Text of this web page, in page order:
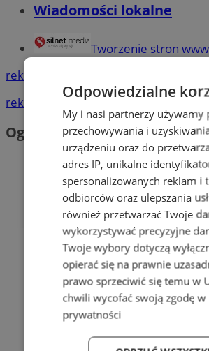
Wiadomości lokalne
Tworzenie stron
reklama
reklama
Ogłoszenia
Odpowiedzialne
My i nasi partnerzy
przechowywania i
urządzeniu oraz do
adres IP, unikalne
spersonalizowanych reklam i
odbiorców oraz ulepszania
również przetwarzać Twoje
wykorzystywać precyzyjne
Twoje wybory dotyczą
opierać się na prawnie
prawo sprzeciwić się temu w
chwili wycofać swoją zgodę w
prywatności